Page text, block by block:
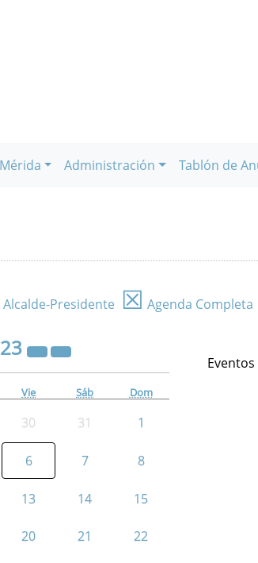
Administración Tablón de
Alcalde-Presidente ☒ Agenda Completa
Vie Sáb Dom
30 31 1
6 7 8
13 14 15
20 21 22